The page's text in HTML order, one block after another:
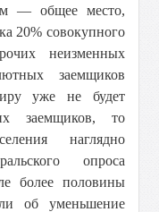
— общее место,
20% совокупного
неизменных
заемщиков
уже не будет
заемщиков, то
наглядно
опроса
более половины
об уменьшение